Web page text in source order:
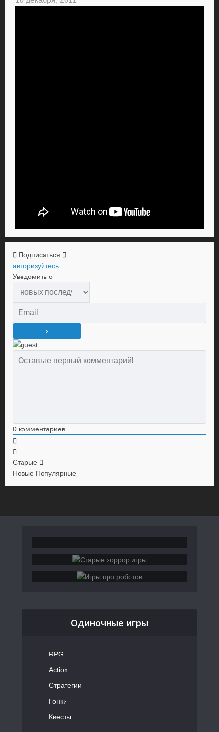
Подписаться
авторизуйтесь
Уведомить о
0 комментариев
Старые
Новые Популярные
Одиночные игры
RPG
Action
Стратегии
Гонки
Квесты